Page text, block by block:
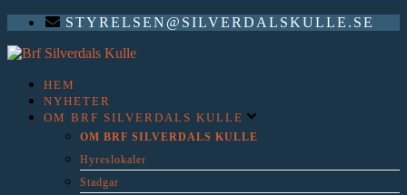
STYRELSEN@SILVERDALSKULLE.SE
HEM
NYHETER
OM BRF SILVERDALS KULLE
OM BRF SILVERDALS KULLE
Hyreslokaler
Stadgar